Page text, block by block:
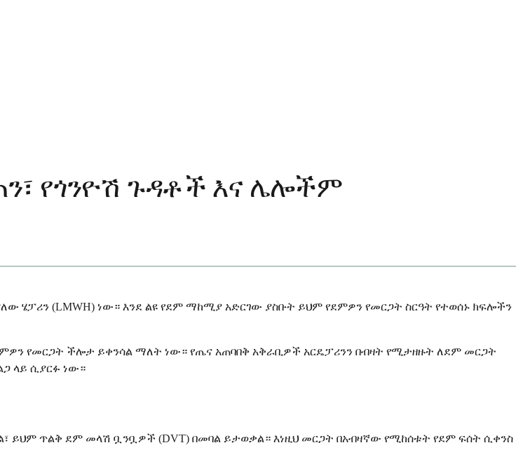
የጎንዮሽ ጉዳቶች እና ሌሎችም
(LMWH) ነው። እንደ ልዩ የደም ማከሚያ አድርገው ያስቡት ይህም የደምዎን የመርጋት ስርዓት የተወሰኑ ክፍሎችን
የመርጋት ችሎታ ይቀንሳል ማለት ነው። የጤና አጠባበቅ አቅራቢዎች አርዴፓሪንን በብዛት የሚታዘዙት ለደም መርጋት
ላይ ሲያርፉ ነው።
ጥልቅ ደም መላሽ ቧንቧዎች (DVT) በመባል ይታወቃል። እነዚህ መርጋት በአብዛኛው የሚከሰቱት የደም ፍሰት ሲቀንስ